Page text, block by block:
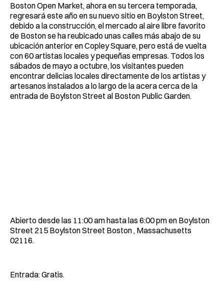
Boston Open Market, ahora en su tercera temporada,
regresará este año en su nuevo sitio en Boylston Street,
debido a la construcción, el mercado al aire libre favorito
de Boston se ha reubicado unas calles más abajo de su
ubicación anterior en Copley Square, pero está de vuelta
con 60 artistas locales y pequeñas empresas. Todos los
sábados de mayo a octubre, los visitantes pueden
encontrar delicias locales directamente de los artistas y
artesanos instalados a lo largo de la acera cerca de la
entrada de Boylston Street al Boston Public Garden.
Abierto desde las 11:00 am hasta las 6:00 pm en Boylston
Street 215 Boylston Street Boston , Massachusetts
02116.
Entrada: Gratis.